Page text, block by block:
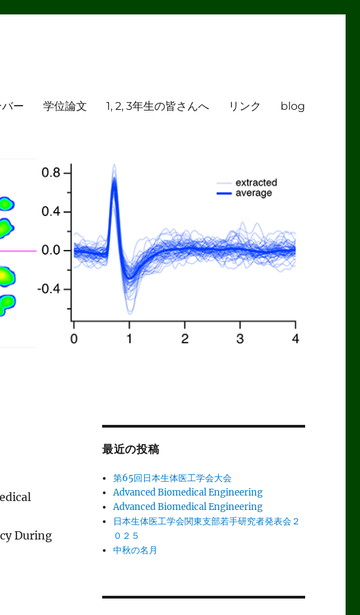
バー 学位論文 1, 2, 3年生の皆さんへ リンク blog
During
最近の投稿
第65回日本生体医工学会大会
Advanced Biomedical Engineering
Advanced Biomedical Engineering
日本生体医工学会関東支部若手研究者発表会２
０２５
中秋の名月